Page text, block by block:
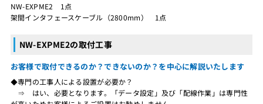
NW-EXPME2 1点
架間インタフェースケーブル（2800mm） 1点
NW-EXPME2の取付工事
お客様で取付できるのか？できないのか？を中心に解説いたします
◆専門の工事人による設置が必要か？
⇒ はい、必要となります。「データ設定」及び「配線作業」は専門性